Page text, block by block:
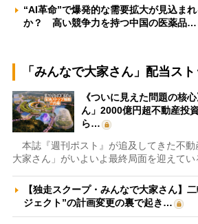
“AI革命”で爆発的な需要拡大が見込ま
か？ 高い競争力を持つ中国の医薬品…
「みんなで大家さん」配当ス
《ついに見えた問題の核
ん」2000億円超不動産投
ら…
本誌『週刊ポスト』が追及してきた不動
大家さん」がいよいよ最終局面を迎えて
【独走スクープ・みんなで大家さん】
ジェクト”の計画変更の裏で起き…